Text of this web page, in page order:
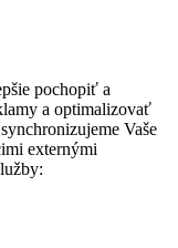
pochopiť a
a optimalizovať
Vaše
externými